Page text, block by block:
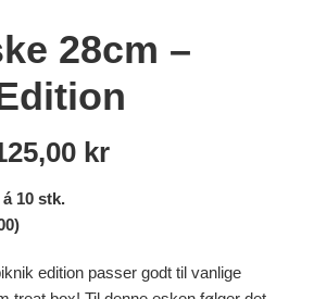
28cm –
krNåværende
10 stk.
edition passer godt til vanlige